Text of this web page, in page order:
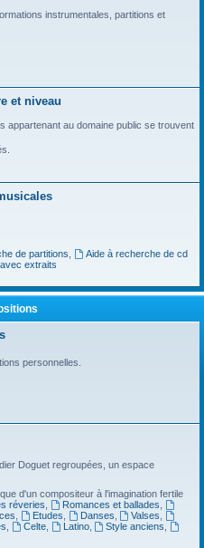
instrumentales, partitions et
et niveau
appartenant au domaine public se trouvent
de partitions
Aide à recherche de cd
extraits
personnelles.
Doguet regroupées, un espace
d'un compositeur à l'imagination fertile
réveries Romances et ballades
Etudes Danses Valses
Celte, Latino, Style anciens